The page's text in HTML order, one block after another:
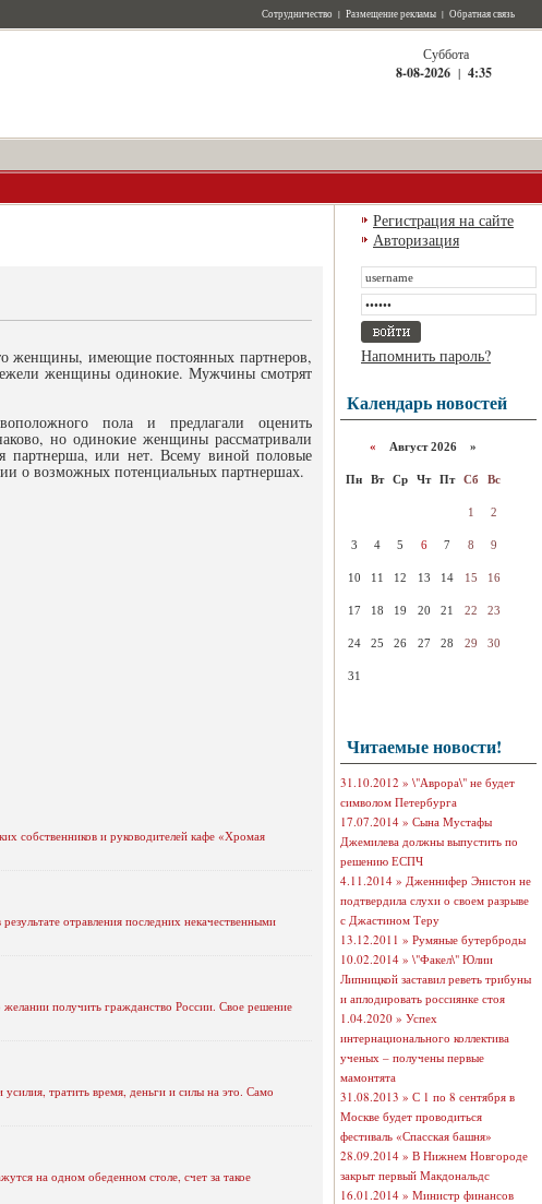
Сотрудничество | Размещение рекламы | Обратная связь
Суббота
8-08-2026 | 4:35
женщины, имеющие постоянных партнеров,
женщины одинокие. Мужчины смотрят
пола и предлагали оценить
но одинокие женщины рассматривали
партнерша, или нет. Всему виной половые
о возможных потенциальных партнершах.
собственников и руководителей кафе «Хромая
отравления последних некачественными
получить гражданство России. Свое решение
тратить время, деньги и силы на это. Само
на одном обеденном столе, счет за такое
Регистрация на сайте
Авторизация
Напомнить пароль?
Календарь новостей
« Август 2026 »
Пн Вт Ср Чт Пт Сб Вс
1 2
3 4 5 6 7 8 9
10 11 12 13 14 15 16
17 18 19 20 21 22 23
24 25 26 27 28 29 30
31
Читаемые новости!
31.10.2012 » \"Аврора\" не будет
символом Петербурга
17.07.2014 » Сына Мустафы
Джемилева должны выпустить по
решению ЕСПЧ
4.11.2014 » Дженнифер Энистон не
подтвердила слухи о своем разрыве
с Джастином Теру
13.12.2011 » Румяные бутерброды
10.02.2014 » \"Факел\" Юлии
Липницкой заставил реветь трибуны
и аплодировать россиянке стоя
1.04.2020 » Успех
интернационального коллектива
ученых – получены первые
мамонтята
31.08.2013 » С 1 по 8 сентября в
Москве будет проводиться
фестиваль «Спасская башня»
28.09.2014 » В Нижнем Новгороде
закрыт первый Макдональдс
16.01.2014 » Министр финансов